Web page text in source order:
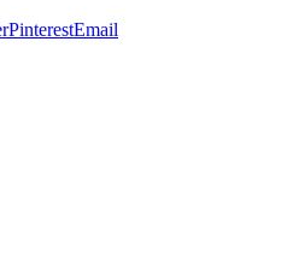
PinterestEmail